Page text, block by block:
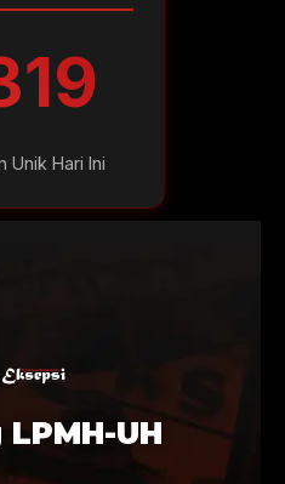
Unik Hari Ini
UH